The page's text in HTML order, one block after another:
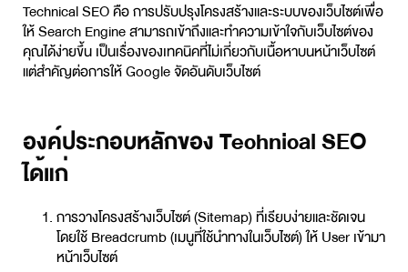
Technical SEO คือ การปรับปรุงโครงสร้างและระบบของเว็บไซต์เพื่อ
ให้ Search Engine สามารถเข้าถึงและทำความเข้าใจกับเว็บไซต์ของ
คุณได้ง่ายขึ้น เป็นเรื่องของเทคนิคที่ไม่เกี่ยวกับเนื้อหาบนหน้าเว็บไซต์
แต่สำคัญต่อการให้ Google จัดอันดับเว็บไซต์
องค์ประกอบหลักของ Technical SEO
ได้แก่
การวางโครงสร้างเว็บไซต์ (Sitemap) ที่เรียบง่ายและชัดเจน
โดยใช้ Breadcrumb (เมนูที่ใช้นำทางในเว็บไซต์) ให้ User เข้ามา
หน้าเว็บไซต์